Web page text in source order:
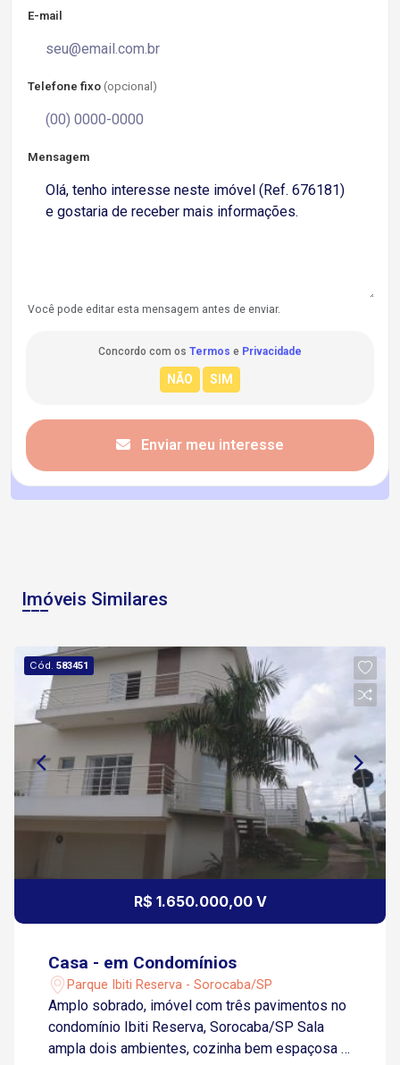
E-mail
Telefone fixo (opcional)
Mensagem
Você pode editar esta mensagem antes de enviar.
Concordo com os Termos e Privacidade
Enviar meu interesse
Imóveis Similares
Cód.583451
R$ 1.650.000,00 V
Casa - em Condomínios
Parque Ibiti Reserva - Sorocaba/SP
Amplo sobrado, imóvel com três pavimentos no
condomínio Ibiti Reserva, Sorocaba/SP Sala
ampla dois ambientes, cozinha bem espaçosa e